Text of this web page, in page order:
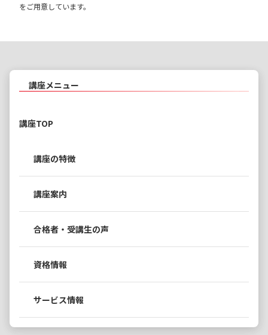
をご用意しています。
講座メニュー
講座TOP
講座の特徴
講座案内
合格者・受講生の声
資格情報
サービス情報